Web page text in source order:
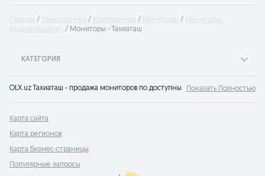
Главная Электроника Компьютеры Мониторы
Мониторы -
Каракалпакстан
Мониторы - Тахиаташ
КАТЕГОРИЯ
OLX.uz Тахиаташ - продажа мониторов по доступным ценам. Вы можете
Показать Полностью
Карта сайта
Карта регионов
Карта бизнес-страницы
Популярные запросы